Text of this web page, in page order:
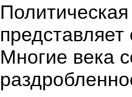
Многие века